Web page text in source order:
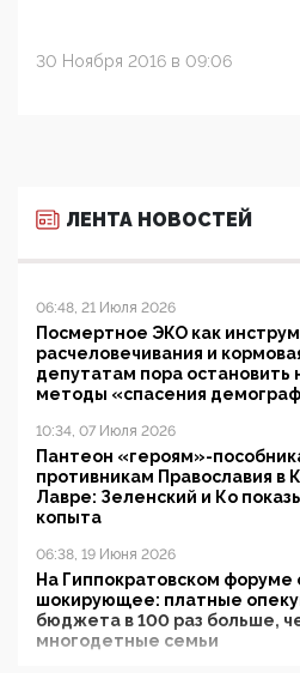
30 Ноября 2016 в 09:06
ЛЕНТА НОВОСТЕЙ
06:48, 21 Июля 2026
Посмертное ЭКО как
расчеловечивания и
депутатам пора
методы «спасения
10:34, 07 Июля 2026
Пантеон «героям»-
противникам Православия в
Лавре: Зеленский и Ко
копыта
06:38, 19 Июня 2026
На Гиппократовском форуме
шокирующее: платные
бюджета в 100 раз больше,
многодетные семьи